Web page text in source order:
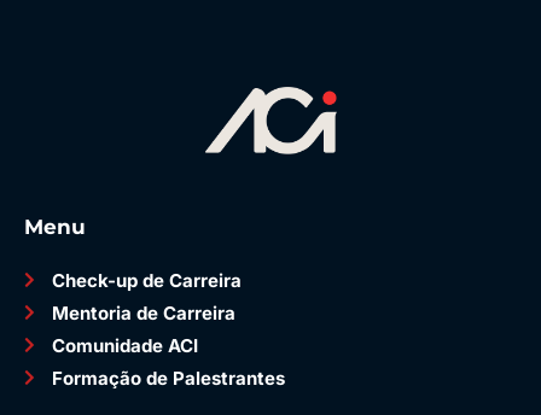
Menu
Check-up de Carreira
Mentoria de Carreira
Comunidade ACI
Formação de Palestrantes